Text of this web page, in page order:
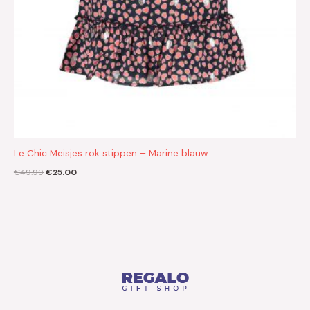
Le Chic Meisjes rok stippen – Marine blauw
€49.99€25.00